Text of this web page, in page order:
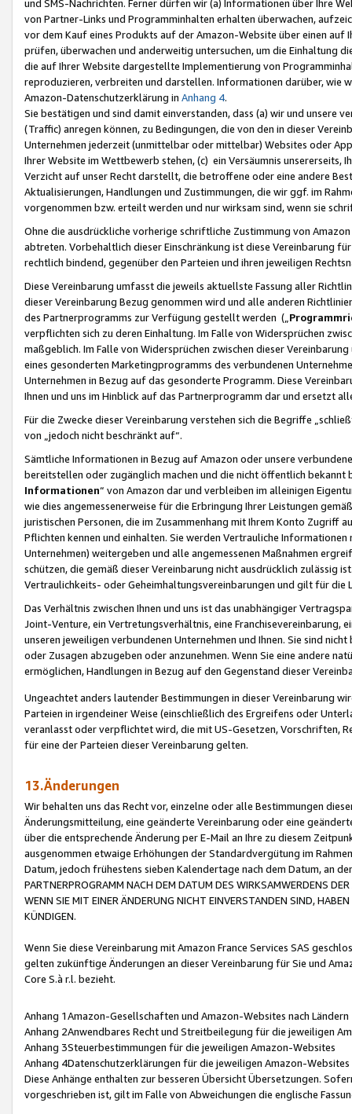
und SMS-Nachrichten. Ferner dürfen wir (a) Informationen über Ihre
von Partner-Links und Programminhalten erhalten überwachen,
vor dem Kauf eines Produkts auf der Amazon-Website über einen
prüfen, überwachen und anderweitig untersuchen, um die Einhaltung
die auf Ihrer Website dargestellte Implementierung von
reproduzieren, verbreiten und darstellen. Informationen darüber, wie
Amazon-Datenschutzerklärung in Anhang 4.
Sie bestätigen und sind damit einverstanden, dass (a) wir und
(Traffic) anregen können, zu Bedingungen, die von den in dieser
Unternehmen jederzeit (unmittelbar oder mittelbar) Websites oder
Ihrer Website im Wettbewerb stehen, (c) ein Versäumnis unsererseits,
Verzicht auf unser Recht darstellt, die betroffene oder eine andere
Aktualisierungen, Handlungen und Zustimmungen, die wir ggf. im
vorgenommen bzw. erteilt werden und nur wirksam sind, wenn sie
Ohne die ausdrückliche vorherige schriftliche Zustimmung von
abtreten. Vorbehaltlich dieser Einschränkung ist diese Vereinbarung
rechtlich bindend, gegenüber den Parteien und ihren jeweiligen
Diese Vereinbarung umfasst die jeweils aktuellste Fassung aller
dieser Vereinbarung Bezug genommen wird und alle anderen
des Partnerprogramms zur Verfügung gestellt werden („
verpflichten sich zu deren Einhaltung. Im Falle von Widersprüchen
maßgeblich. Im Falle von Widersprüchen zwischen dieser
eines gesonderten Marketingprogramms des verbundenen
Unternehmen in Bezug auf das gesonderte Programm. Diese
Ihnen und uns im Hinblick auf das Partnerprogramm dar und ersetzt
Für die Zwecke dieser Vereinbarung verstehen sich die Begriffe
von „jedoch nicht beschränkt auf“.
Sämtliche Informationen in Bezug auf Amazon oder unsere
bereitstellen oder zugänglich machen und die nicht öffentlich
Informationen“ von Amazon dar und verbleiben im alleinigen
wie dies angemessenerweise für die Erbringung Ihrer Leistungen
juristischen Personen, die im Zusammenhang mit Ihrem Konto
Pflichten kennen und einhalten. Sie werden Vertrauliche
Unternehmen) weitergeben und alle angemessenen Maßnahmen
schützen, die gemäß dieser Vereinbarung nicht ausdrücklich zulässig
Vertraulichkeits- oder Geheimhaltungsvereinbarungen und gilt für die
Das Verhältnis zwischen Ihnen und uns ist das unabhängiger
Joint-Venture, ein Vertretungsverhältnis, eine Franchisevereinbarung,
unseren jeweiligen verbundenen Unternehmen und Ihnen. Sie sind
oder Zusagen abzugeben oder anzunehmen. Wenn Sie eine andere
ermöglichen, Handlungen in Bezug auf den Gegenstand dieser
Ungeachtet anders lautender Bestimmungen in dieser Vereinbarung
Parteien in irgendeiner Weise (einschließlich des Ergreifens oder
veranlasst oder verpflichtet wird, die mit US-Gesetzen, Vorschriften,
für eine der Parteien dieser Vereinbarung gelten.
13.Änderungen
Wir behalten uns das Recht vor, einzelne oder alle Bestimmungen
Änderungsmitteilung, eine geänderte Vereinbarung oder eine
über die entsprechende Änderung per E-Mail an Ihre zu diesem
ausgenommen etwaige Erhöhungen der Standardvergütung im
Datum, jedoch frühestens sieben Kalendertage nach dem Datum, an
PARTNERPROGRAMM NACH DEM DATUM DES WIRKSAMWERDENS
WENN SIE MIT EINER ÄNDERUNG NICHT EINVERSTANDEN SIND,
KÜNDIGEN.
Wenn Sie diese Vereinbarung mit Amazon France Services SAS
gelten zukünftige Änderungen an dieser Vereinbarung für Sie und
Core S.à r.l. bezieht.
Anhang 1Amazon-Gesellschaften und Amazon-Websites nach Ländern
Anhang 2Anwendbares Recht und Streitbeilegung für die jeweiligen
Anhang 3Steuerbestimmungen für die jeweiligen Amazon-Websites
Anhang 4Datenschutzerklärungen für die jeweiligen Amazon-Websites
Diese Anhänge enthalten zur besseren Übersicht Übersetzungen.
vorgeschrieben ist, gilt im Falle von Abweichungen die englische